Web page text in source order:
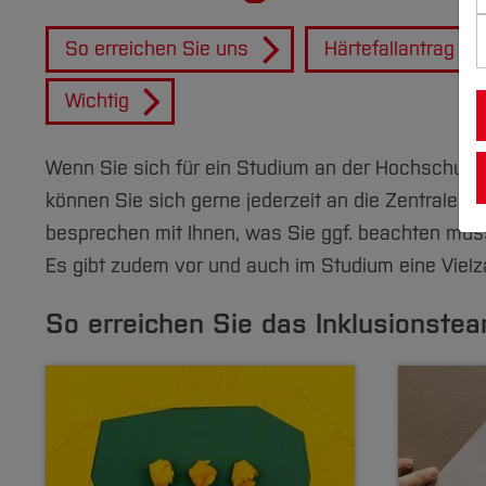
So erreichen Sie uns Härtefallantrag
Wichtig
Wenn Sie sich für ein Studium an der
können Sie sich gerne jederzeit an die Zentrale
besprechen mit Ihnen, was Sie ggf. beachten
Es gibt zudem vor und auch im Studium eine
So erreichen Sie das